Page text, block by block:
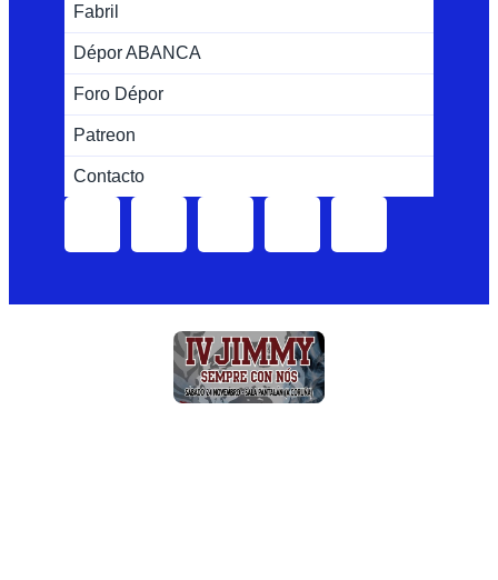
Fabril
Dépor ABANCA
Foro Dépor
Patreon
Contacto